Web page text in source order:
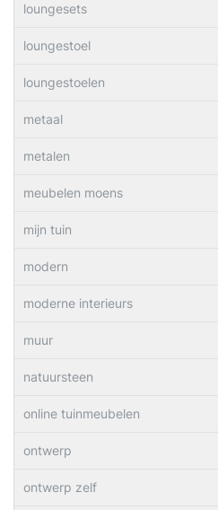
loungesets
loungestoel
loungestoelen
metaal
metalen
meubelen moens
mijn tuin
modern
moderne interieurs
muur
natuursteen
online tuinmeubelen
ontwerp
ontwerp zelf